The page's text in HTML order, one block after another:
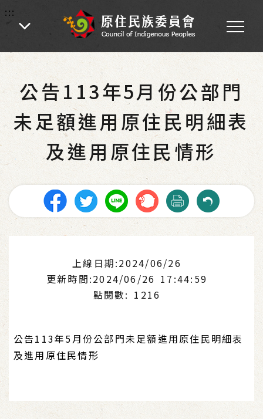
:::
:::
首頁 業務專區 - 各處業務 - 社會福利
-
就業服務
公告113年5月份公部門
未足額進用原住民明細表
及進用原住民情形
上線日期:2024/06/26
更新時間:2024/06/26 17:44:59
點閱數: 1216
公告113年5月份公部門未足額進用原住民明細表
及進用原住民情形